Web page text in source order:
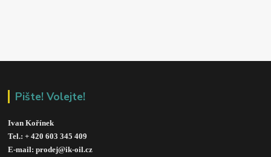
Pište! Volejte!
Ivan Kořínek
Tel.: + 420 603 345 409
E-mail: prodej@ik-oil.cz